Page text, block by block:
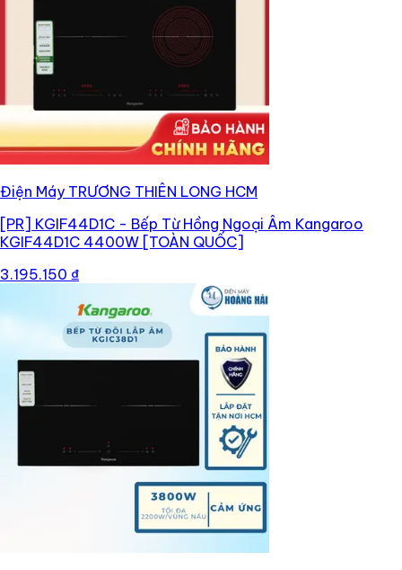
Điện Máy TRƯƠNG THIÊN LONG HCM
[PR] KGIF44D1C - Bếp Từ Hồng Ngoại Âm Kangaroo
KGIF44D1C 4400W [TOÀN QUỐC]
3.195.150 ₫